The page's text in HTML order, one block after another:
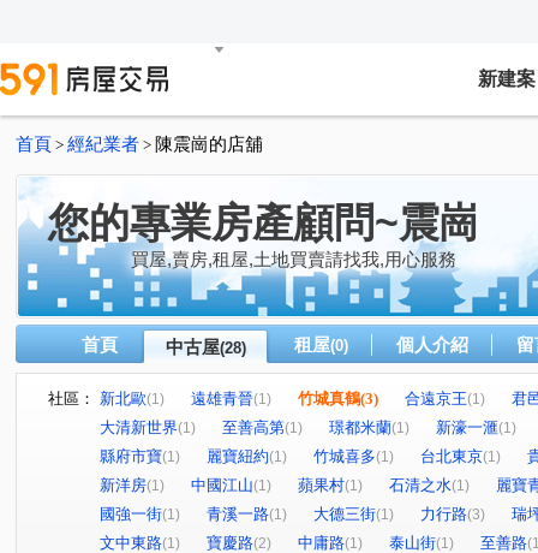
新建案
首頁 > 經紀業者 > 陳震崗的店舖
您的專業房產顧問~震崗
買屋,賣房,租屋,土地買賣請找我,用心服務
首頁 中古屋(28) 租屋(0) 個人介紹
社區： 新北歐(1) 遠雄青晉(1) 竹城真鶴(3) 合遠京王(1)
君
大清新世界(1) 至善高第(1) 璟都米蘭(1) 新濠一滙(1)
縣府市寶(1) 麗寶紐約(1) 竹城喜多(1) 台北東京(1)
新洋房(1) 中國江山(1) 蘋果村(1) 石清之水(1)
麗寶
國強一街(1) 青溪一路(1) 大德三街(1) 力行路(3)
瑞
文中東路(1) 寶慶路(2) 中庸路(1) 泰山街(1) 至善路